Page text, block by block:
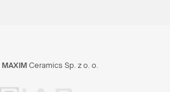
MAXIMCeramics Sp. z o. o.